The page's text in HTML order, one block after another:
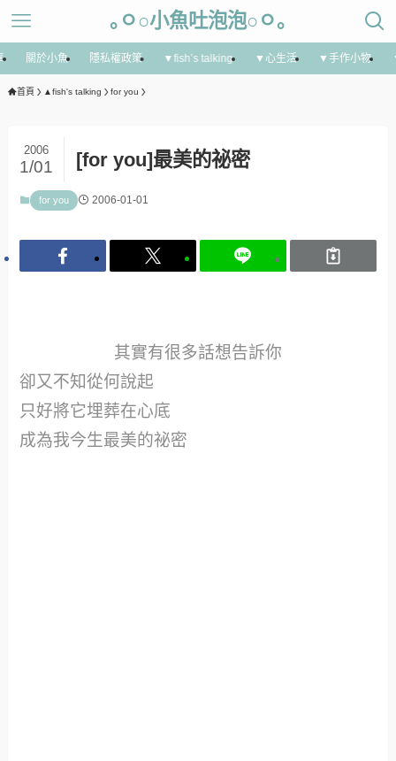
｡ㅇ○小魚吐泡泡○ㅇ｡
關於小魚 隱私權政策 ▼fish’s talking ▼心生活 ▼手作小物
首頁 ▲fish's talking for you
[for you]最美的祕密
2006
1/01
for you 2006-01-01
其實有很多話想告訴你
卻又不知從何說起
只好將它埋葬在心底
成為我今生最美的祕密